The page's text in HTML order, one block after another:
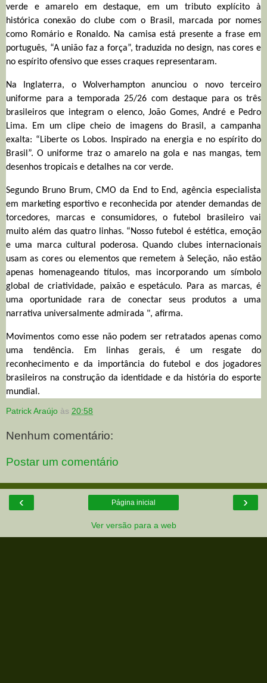
verde e amarelo em destaque, em um tributo explícito à
histórica conexão do clube com o Brasil, marcada por nomes
como Romário e Ronaldo. Na camisa está presente a frase em
português, “A união faz a força”, traduzida no design, nas cores e
no espírito ofensivo que esses craques representaram.
Na Inglaterra, o Wolverhampton anunciou o novo terceiro
uniforme para a temporada 25/26 com destaque para os três
brasileiros que integram o elenco, João Gomes, André e Pedro
Lima. Em um clipe cheio de imagens do Brasil, a campanha
exalta: “Liberte os Lobos. Inspirado na energia e no espírito do
Brasil”. O uniforme traz o amarelo na gola e nas mangas, tem
desenhos tropicais e detalhes na cor verde.
Segundo Bruno Brum, CMO da End to End, agência especialista
em marketing esportivo e reconhecida por atender demandas de
torcedores, marcas e consumidores, o futebol brasileiro vai
muito além das quatro linhas. “Nosso futebol é estética, emoção
e uma marca cultural poderosa. Quando clubes internacionais
usam as cores ou elementos que remetem à Seleção, não estão
apenas homenageando títulos, mas incorporando um símbolo
global de criatividade, paixão e espetáculo. Para as marcas, é
uma oportunidade rara de conectar seus produtos a uma
narrativa universalmente admirada ", afirma.
Movimentos como esse não podem ser retratados apenas como
uma tendência. Em linhas gerais, é um resgate do
reconhecimento e da importância do futebol e dos jogadores
brasileiros na construção da identidade e da história do esporte
mundial.
Patrick Araújo às 20:58
Nenhum comentário:
Postar um comentário
‹ ›
Página inicial
Ver versão para a web